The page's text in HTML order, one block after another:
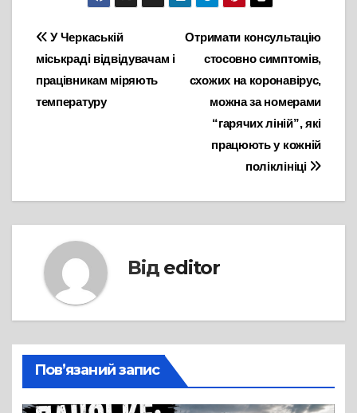
Навігація
записів
Отримати консультацію
стосовно симптомів,
схожих на коронавірус,
можна за номерами
“гарячих ліній”, які
працюють у кожній
поліклініці
У Черкаській
міськраді відвідувачам і
працівникам міряють
температуру
Від editor
Пов’язаний запис